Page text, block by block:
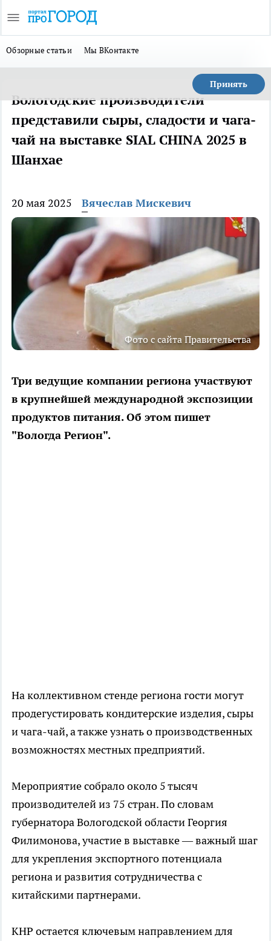
Обзорные статьи Мы ВКонтакте
Принять
Вологодские производители
представили сыры, сладости и чага-
чай на выставке SIAL CHINA 2025 в
Шанхае
20 мая 2025 Вячеслав Мискевич
Фото с сайта Правительства
Три ведущие компании региона участвуют
в крупнейшей международной экспозиции
продуктов питания. Об этом пишет
"Вологда Регион".
На коллективном стенде региона гости могут
продегустировать кондитерские изделия, сыры
и чага-чай, а также узнать о производственных
возможностях местных предприятий.
Мероприятие собрало около 5 тысяч
производителей из 75 стран. По словам
губернатора Вологодской области Георгия
Филимонова, участие в выставке — важный шаг
для укрепления экспортного потенциала
региона и развития сотрудничества с
китайскими партнерами.
КНР остается ключевым направлением для